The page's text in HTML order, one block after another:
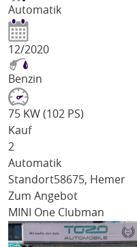
Automatik
12/2020
Benzin
75 KW (102 PS)
Kauf
2
Automatik
Standort58675, Hemer
Zum Angebot
MINI One Clubman